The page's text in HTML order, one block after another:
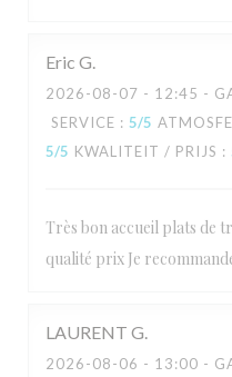
Eric G
2026-08-07 - 12:45 -
SERVICE : 5/5
5/5 KWALITEIT / PRIJS :
Très bon accueil plats de
qualité prix Je
LAURENT G
2026-08-06 - 13:00 -